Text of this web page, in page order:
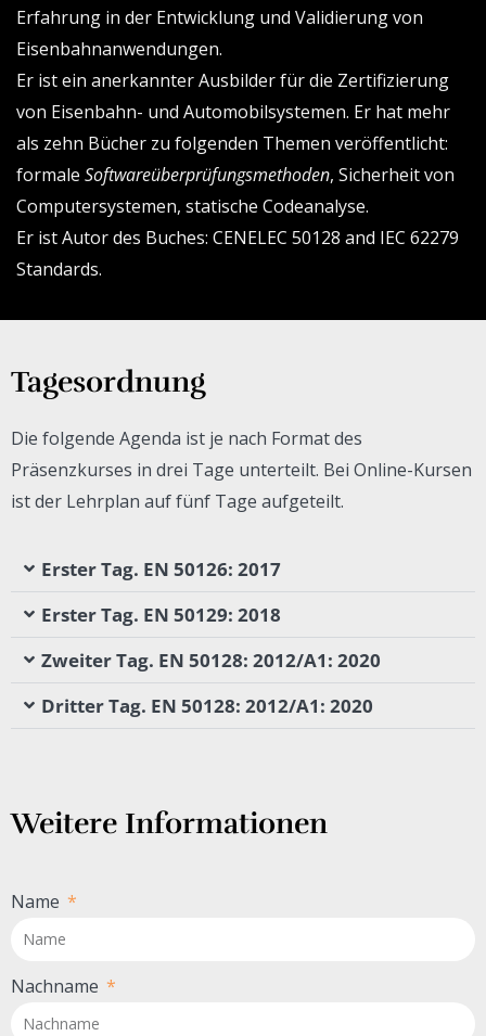
Erfahrung in der Entwicklung und Validierung von
Eisenbahnanwendungen.
Er ist ein anerkannter Ausbilder für die Zertifizierung
von Eisenbahn- und Automobilsystemen. Er hat mehr
als zehn Bücher zu folgenden Themen veröffentlicht:
formale Softwareüberprüfungsmethoden, Sicherheit von
Computersystemen, statische Codeanalyse.
Er ist Autor des Buches: CENELEC 50128 and IEC 62279
Standards.
Tagesordnung
Die folgende Agenda ist je nach Format des
Präsenzkurses in drei Tage unterteilt. Bei Online-Kursen
ist der Lehrplan auf fünf Tage aufgeteilt.
Erster Tag. EN 50126: 2017
Erster Tag. EN 50129: 2018
Zweiter Tag. EN 50128: 2012/A1: 2020
Dritter Tag. EN 50128: 2012/A1: 2020
Weitere Informationen
Name
Nachname